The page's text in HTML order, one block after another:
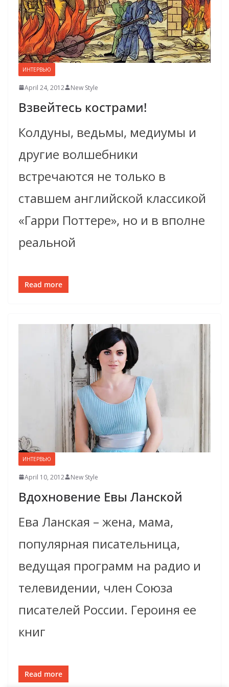
ИНТЕРВЬЮ
April 24, 2012 New Style
Взвейтесь кострами!
Колдуны, ведьмы, медиумы и
другие волшебники
встречаются не только в
ставшем английской классикой
«Гарри Поттере», но и в вполне
реальной
Read more
ИНТЕРВЬЮ
April 10, 2012 New Style
Вдохновение Евы Ланской
Ева Ланская – жена, мама,
популярная писательница,
ведущая программ на радио и
телевидении, член Союза
писателей России. Героиня ее
книг
Read more